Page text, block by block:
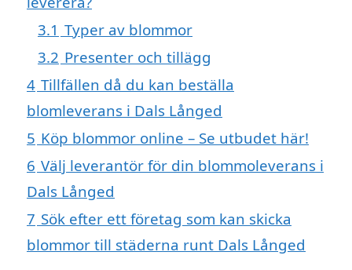
3.1 Typer av blommor
3.2 Presenter och tillägg
4 Tillfällen då du kan beställa
blomleverans i Dals Långed
5 Köp blommor online – Se utbudet här!
6 Välj leverantör för din blommoleverans i
Dals Långed
7 Sök efter ett företag som kan skicka
blommor till städerna runt Dals Långed